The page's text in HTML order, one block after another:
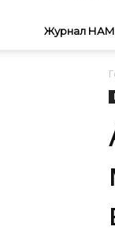
Журнал